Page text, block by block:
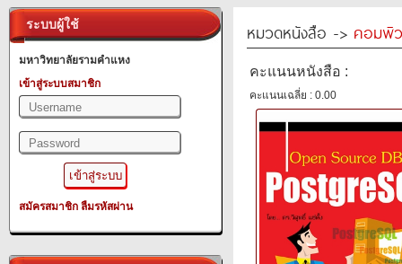
ระบบผู้ใช้
มหาวิทยาลัยรามคำแหง
เข้าสู่ระบบสมาชิก
สมัครสมาชิก ลืมรหัสผ่าน
หมวดหนังสือ -> คอมพิ
คะแนนหนังสือ :
คะแนนเฉลี่ย : 0.00